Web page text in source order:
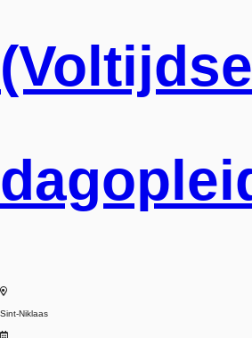
(Voltijdse
Sint-Niklaas